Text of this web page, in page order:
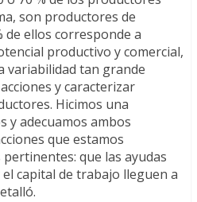
son productores de
de ellos corresponde a
productivo y comercial,
variabilidad tan grande
y caracterizar
Hicimos una
y adecuamos ambos
que estamos
que las ayudas
capital de trabajo lleguen a